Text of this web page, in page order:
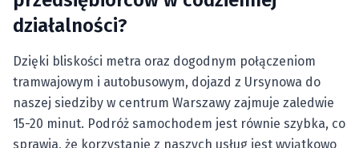
działalności?
Dzięki bliskości metra oraz dogodnym połączeniom
tramwajowym i autobusowym, dojazd z Ursynowa do
naszej siedziby w centrum Warszawy zajmuje zaledwie
15-20 minut. Podróż samochodem jest równie szybka, co
sprawia, że korzystanie z naszych usług jest wyjątkowo